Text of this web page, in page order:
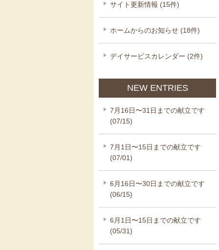
サイト更新情報 (15件)
ホームからのお知らせ (18件)
デイサービスカレンダー (2件)
NEW ENTRIES
7月16日〜31日までの献立です
(07/15)
7月1日〜15日までの献立です
(07/01)
6月16日〜30日までの献立です
(06/15)
6月1日〜15日までの献立です
(05/31)